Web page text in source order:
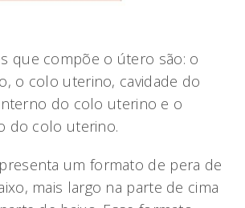
que compõe o útero são: o
o colo uterino, cavidade do
do colo uterino e o
do colo uterino.
um formato de pera de
mais largo na parte de cima